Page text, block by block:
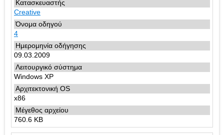
Creative
4
09.03.2009
Windows XP
x86
760.6 KB